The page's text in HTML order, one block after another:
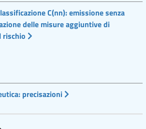
C(nn): emissione senza
delle misure aggiuntive di
rischio
precisazioni